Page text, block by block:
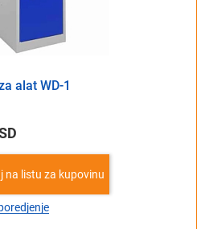
alat WD-1
na listu za kupovinu